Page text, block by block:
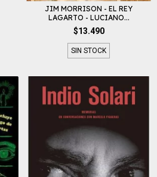
JIM MORRISON - EL REY
LAGARTO - LUCIANO...
$13.490
SIN STOCK